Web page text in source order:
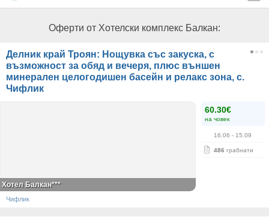
Оферти от Хотелски комплекс Балкан:
Делник край Троян: Нощувка със закуска, с
възможност за обяд и вечеря, плюс външен
минерален целогодишен басейн и релакс зона, с.
Чифлик
60.30€
на човек
16.06 - 15.09
486 грабнати
Хотел Балкан***
Чифлик